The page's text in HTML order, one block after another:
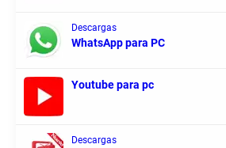
Descargas
WhatsApp para PC
Youtube para pc
Descargas